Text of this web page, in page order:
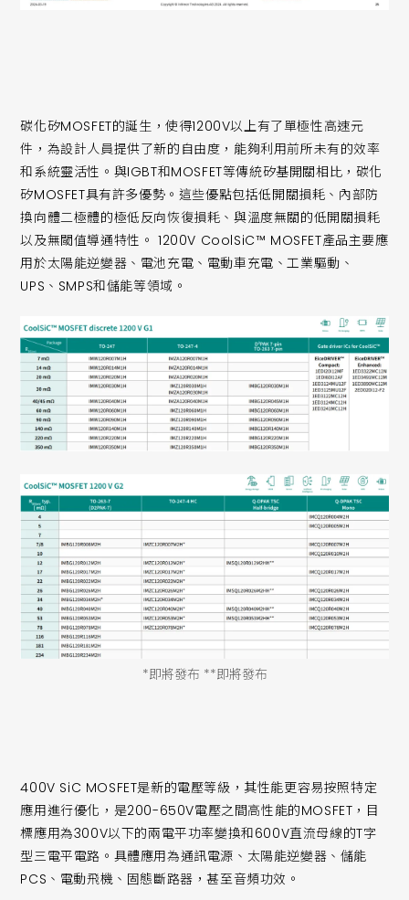
*即將發布 **即將發布
碳化矽MOSFET的誕生，使得1200V以上有了單極性高速元
件，為設計人員提供了新的自由度，能夠利用前所未有的效率
和系統靈活性。與IGBT和MOSFET等傳統矽基開關相比，碳化
矽MOSFET具有許多優勢。這些優點包括低開關損耗、內部防
換向體二極體的極低反向恢復損耗、與溫度無關的低開關損耗
以及無閾值導通特性。 1200V CoolSiC™ MOSFET產品主要應
用於太陽能逆變器、電池充電、電動車充電、工業驅動、
UPS、SMPS和儲能等領域。
400V SiC MOSFET是新的電壓等級，其性能更容易按照特定
應用進行優化，是200-650V電壓之間高性能的MOSFET，目
標應用為300V以下的兩電平功率變換和600V直流母線的T字
型三電平電路。具體應用為通訊電源、太陽能逆變器、儲能
PCS、電動飛機、固態斷路器，甚至音頻功效。